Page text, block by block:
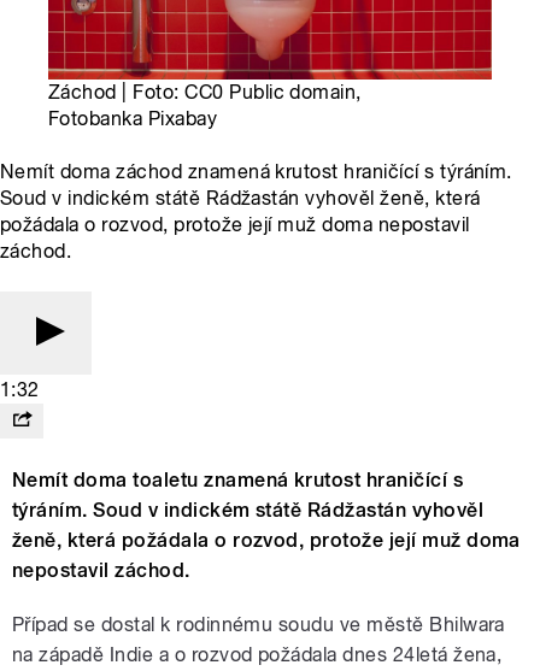
Záchod | Foto: CC0 Public domain,
Fotobanka Pixabay
Nemít doma záchod znamená krutost hraničící s týráním.
Soud v indickém státě Rádžastán vyhověl ženě, která
požádala o rozvod, protože její muž doma nepostavil
záchod.
1:32
Nemít doma toaletu znamená krutost hraničící s
týráním. Soud v indickém státě Rádžastán vyhověl
ženě, která požádala o rozvod, protože její muž doma
nepostavil záchod.
Případ se dostal k rodinnému soudu ve městě Bhilwara
na západě Indie a o rozvod požádala dnes 24letá žena,